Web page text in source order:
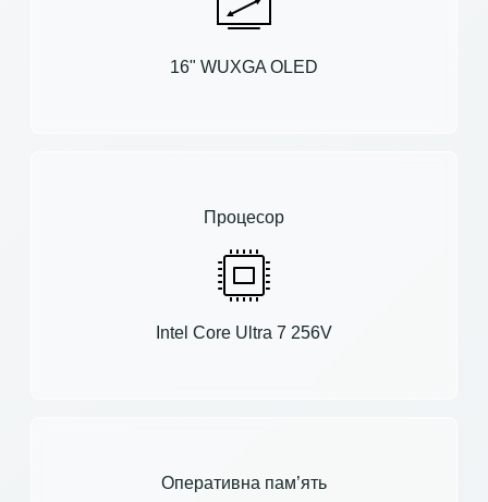
16" WUXGA OLED
Процесор
Intel Core Ultra 7 256V
Оперативна пам’ять